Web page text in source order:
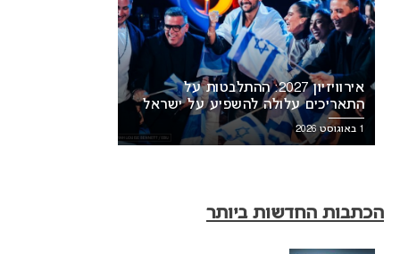
אירוויזיון 2027: ההתלבטות על
התאריכים עלולה להשפיע על ישראל
1 באוגוסט 2026
הכתבות החדשות ביותר